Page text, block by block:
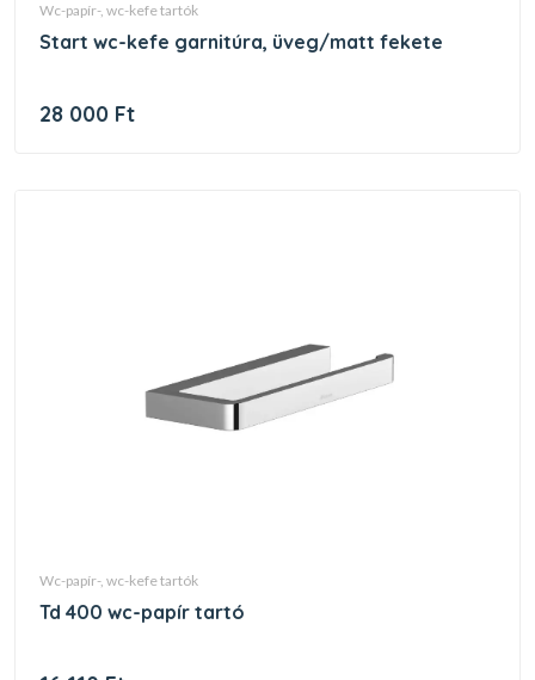
wc-papír-, wc-kefe tartók
start wc-kefe garnitúra, üveg/matt fekete
28 000 Ft
wc-papír-, wc-kefe tartók
td 400 wc-papír tartó